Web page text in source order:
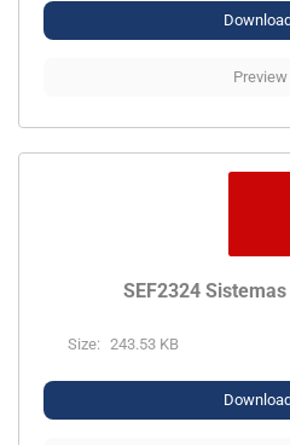
Download
Preview
SEF2324
Size: 243.53 KB
Download